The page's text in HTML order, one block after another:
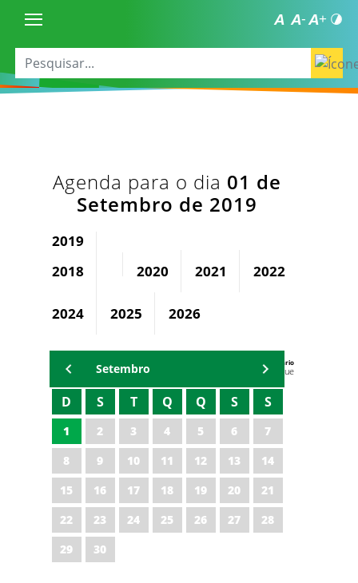
Agenda para o dia 01 de
Setembro de 2019
2019
2018
2020 2021 2022
2024 2025 2026
Agenda do Secretário
Zezinho Albuquerque
Setembro
D S T Q Q S S
1 2 3 4 5 6
7
8
9 10 11 12 13
14
15
16 17 18 19 20
21
22
23 24 25 26 27
28
29
30